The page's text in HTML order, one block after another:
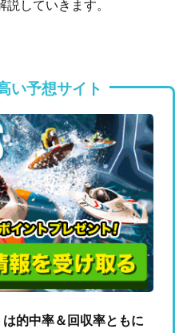
していきます。
い予想サイト
は的中率＆回収率ともに